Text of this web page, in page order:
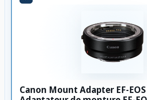
Canon Mount Adapter EF-EOS